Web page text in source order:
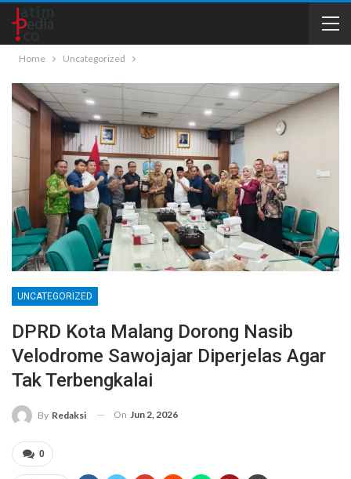
Home Uncategorized
UNCATEGORIZED
DPRD Kota Malang Dorong Nasib
Velodrome Sawojajar Diperjelas Agar
Tak Terbengkalai
By Redaksi On Jun 2, 2026
0